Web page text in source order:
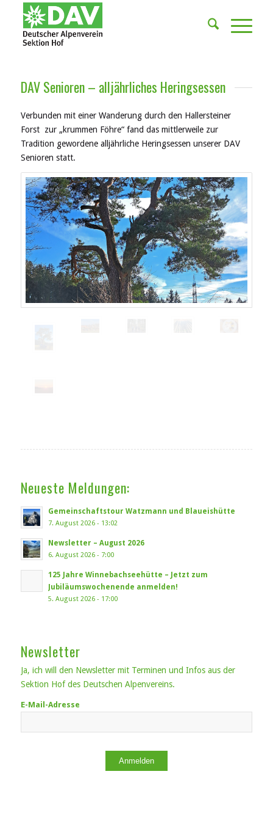
DAV Senioren – alljährliches Heringsessen
Verbunden mit einer Wanderung durch den Hallersteiner
Forst zur „krummen Föhre“ fand das mittlerweile zur
Tradition gewordene alljährliche Heringsessen unserer DAV
Senioren statt.
Neueste Meldungen:
Gemeinschaftstour Watzmann und Blaueishütte
7. August 2026 - 13:02
Newsletter – August 2026
6. August 2026 - 7:00
125 Jahre Winnebachseehütte – Jetzt zum
Jubiläumswochenende anmelden!
5. August 2026 - 17:00
Newsletter
Ja, ich will den Newsletter mit Terminen und Infos aus der
Sektion Hof des Deutschen Alpenvereins.
E-Mail-Adresse
Anmelden